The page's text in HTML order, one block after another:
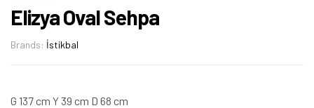
Elizya Oval Sehpa
Brands: İstikbal
G 137 cm Y 39 cm D 68 cm